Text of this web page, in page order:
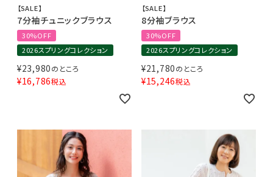
【SALE】
7分袖チュニックブラウス
30%OFF
2026スプリングコレクション
¥23,980のところ
¥16,786税込
【SALE】
8分袖ブラウス
30%OFF
2026スプリングコレクション
¥21,780のところ
¥15,246税込